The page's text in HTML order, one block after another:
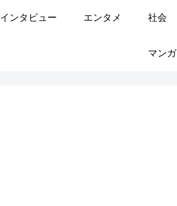
インタビュー エンタメ 社会
マンガ